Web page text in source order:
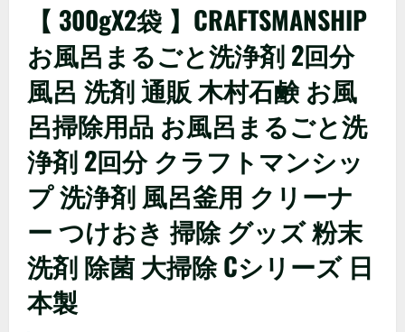
【 300gX2袋 】CRAFTSMANSHIP
お風呂まるごと洗浄剤 2回分
風呂 洗剤 通販 木村石鹸 お風
呂掃除用品 お風呂まるごと洗
浄剤 2回分 クラフトマンシッ
プ 洗浄剤 風呂釜用 クリーナ
ー つけおき 掃除 グッズ 粉末
洗剤 除菌 大掃除 Cシリーズ 日
本製